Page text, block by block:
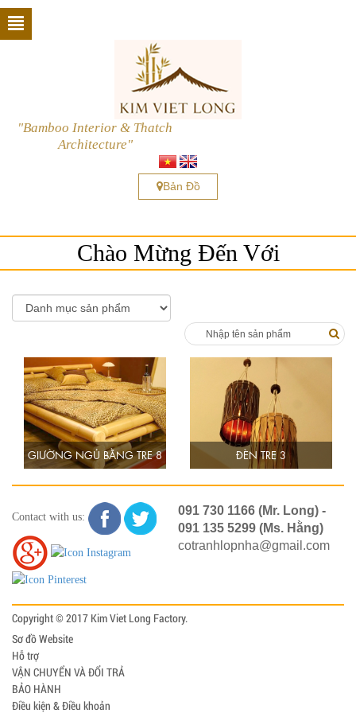
"Bamboo Interior & Thatch
Architecture"
Bản Đồ
Chào Mừng Đến Với
GIƯỜNG NGỦ BẰNG TRE 8 ĐÈN TRE 3
Contact with us:
091 730 1166 (Mr. Long) -
091 135 5299 (Ms. Hằng)
cotranhlopnha@gmail.com
Copyright © 2017 Kim Viet Long Factory.
Sơ đồ Website
Hỗ trợ
VẬN CHUYỂN VÀ ĐỔI TRẢ
BẢO HÀNH
Điều kiện & Điều khoản